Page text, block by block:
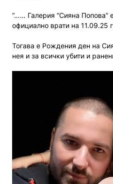
“…… Галерия “Сияна Попова”
официално врати на 11.09.25
Тогава е Рождения ден на
нея и за всички убити и